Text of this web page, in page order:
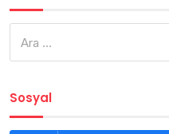
Sosyal